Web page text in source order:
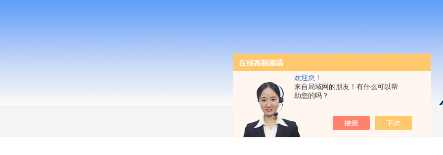
欢迎您！
来自局域网的朋友！有什么可以帮
助您的吗？